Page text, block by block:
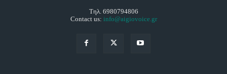
Τηλ. 6980794806
Contact us: info@aigiovoice.gr